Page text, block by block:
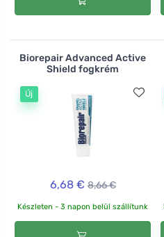
Biorepair Advanced Active
Shield fogkrém
Új
6,68 € 8,66 €
Készleten - 3 napon belül szállítunk